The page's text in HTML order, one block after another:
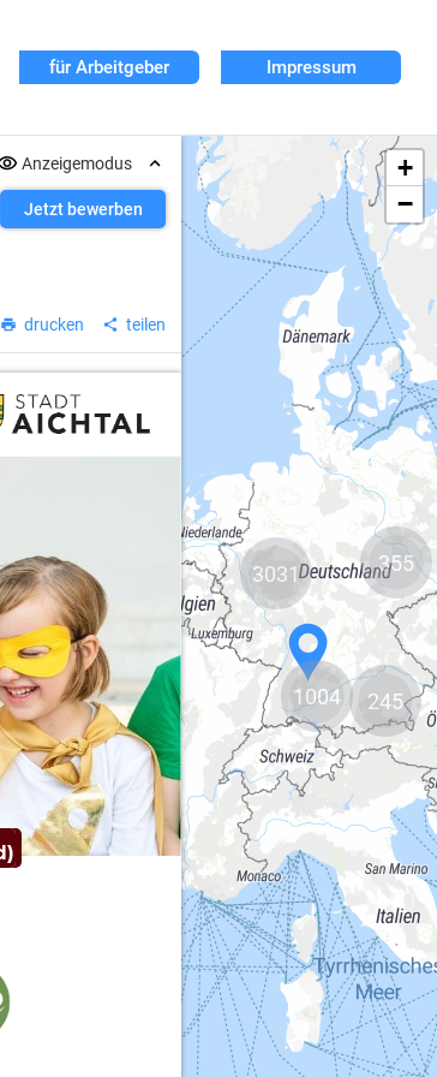
für Arbeitgeber Impressum
Anzeigemodus
Jetzt bewerben
drucken teilen
3031
1004
355
245
+
−